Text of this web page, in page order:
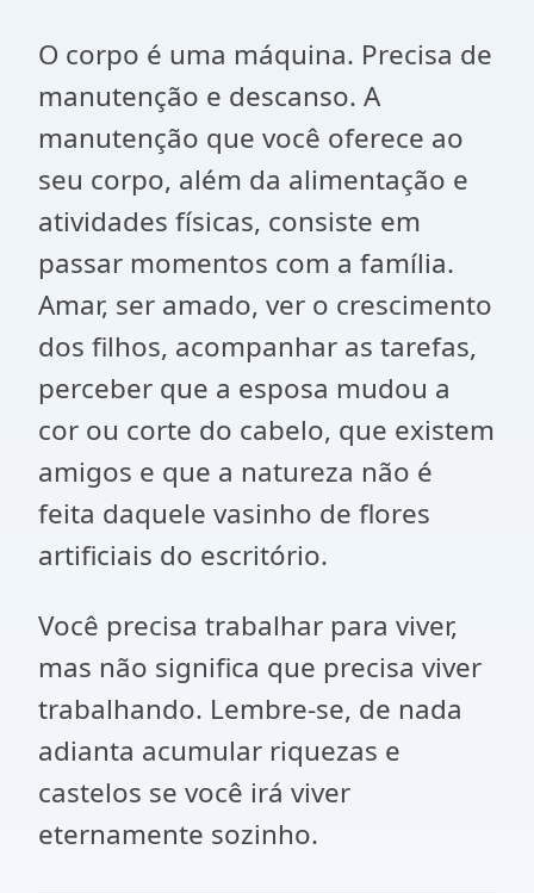
O corpo é uma máquina. Precisa de
manutenção e descanso. A
manutenção que você oferece ao
seu corpo, além da alimentação e
atividades físicas, consiste em
passar momentos com a família.
Amar, ser amado, ver o crescimento
dos filhos, acompanhar as tarefas,
perceber que a esposa mudou a
cor ou corte do cabelo, que existem
amigos e que a natureza não é
feita daquele vasinho de flores
artificiais do escritório.
Você precisa trabalhar para viver,
mas não significa que precisa viver
trabalhando. Lembre-se, de nada
adianta acumular riquezas e
castelos se você irá viver
eternamente sozinho.